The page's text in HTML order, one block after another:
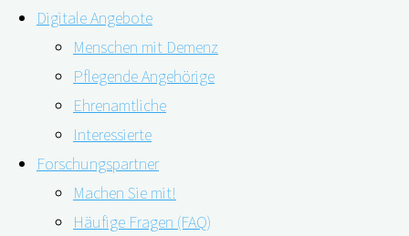
Digitale Angebote
Menschen mit Demenz
Pflegende Angehörige
Ehrenamtliche
Interessierte
Forschungspartner
Machen Sie mit!
Häufige Fragen (FAQ)
Eine Studie über Demenzdiagnostik in Schweden kommt
zu einem überraschenden Ergebnis. Menschen mit
Demenz, die auf dem Land leben, werden häufiger